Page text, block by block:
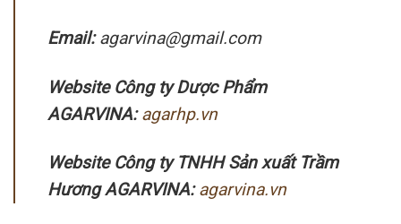
Email:agarvina@gmail.com
Website Công ty Dược Phẩm
AGARVINA: agarhp.vn
Website Công ty TNHH Sản xuất Trầm
Hương AGARVINA:agarvina.vn